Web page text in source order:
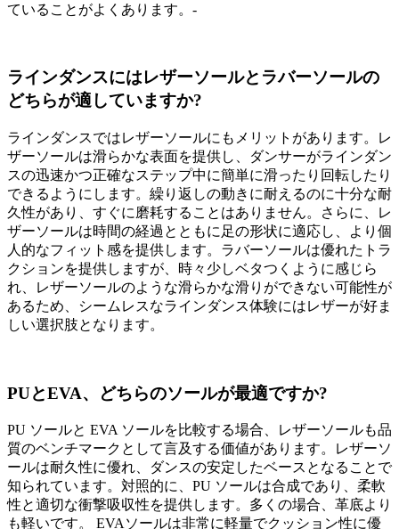
ていることがよくあります。-
ラインダンスにはレザーソールとラバーソールの
どちらが適していますか?
ラインダンスではレザーソールにもメリットがあります。レ
ザーソールは滑らかな表面を提供し、ダンサーがラインダン
スの迅速かつ正確なステップ中に簡単に滑ったり回転したり
できるようにします。繰り返しの動きに耐えるのに十分な耐
久性があり、すぐに磨耗することはありません。さらに、レ
ザーソールは時間の経過とともに足の形状に適応し、より個
人的なフィット感を提供します。ラバーソールは優れたトラ
クションを提供しますが、時々少しベタつくように感じら
れ、レザーソールのような滑らかな滑りができない可能性が
あるため、シームレスなラインダンス体験にはレザーが好ま
しい選択肢となります。
PUとEVA、どちらのソールが最適ですか?
PU ソールと EVA ソールを比較する場合、レザーソールも品
質のベンチマークとして言及する価値があります。レザーソ
ールは耐久性に優れ、ダンスの安定したベースとなることで
知られています。対照的に、PU ソールは合成であり、柔軟
性と適切な衝撃吸収性を提供します。多くの場合、革底より
も軽いです。 EVAソールは非常に軽量でクッション性に優